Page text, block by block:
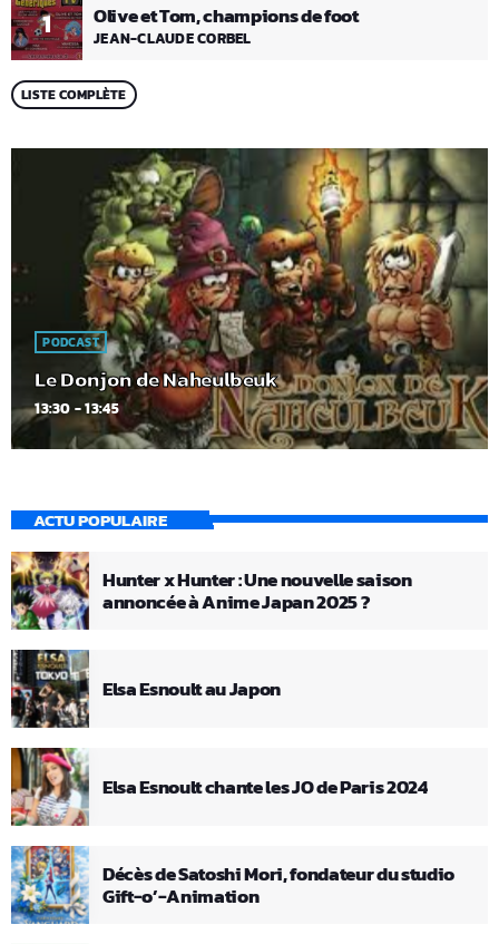
1 Olive et Tom, champions de foot
JEAN-CLAUDE CORBEL
LISTE COMPLÈTE
PODCAST
Le Donjon de Naheulbeuk
13:30 - 13:45
ACTU POPULAIRE
Hunter x Hunter : Une nouvelle saison
annoncée à Anime Japan 2025 ?
Elsa Esnoult au Japon
Elsa Esnoult chante les JO de Paris 2024
Décès de Satoshi Mori, fondateur du studio
Gift-o’-Animation